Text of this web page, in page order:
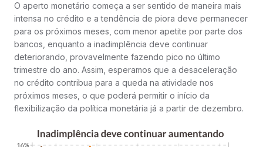
O aperto monetário começa a ser sentido de maneira mais
intensa no crédito e a tendência de piora deve permanecer
para os próximos meses, com menor apetite por parte dos
bancos, enquanto a inadimplência deve continuar
deteriorando, provavelmente fazendo pico no último
trimestre do ano. Assim, esperamos que a desaceleração
no crédito contribua para a queda na atividade nos
próximos meses, o que poderá permitir o início da
flexibilização da política monetária já a partir de dezembro.